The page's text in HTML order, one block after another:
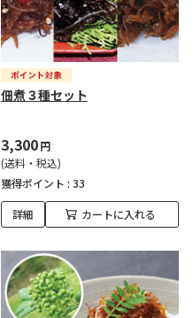
佃煮３種セット
3,300円
(送料・税込)
獲得ポイント : 33
詳細 カートに入れる